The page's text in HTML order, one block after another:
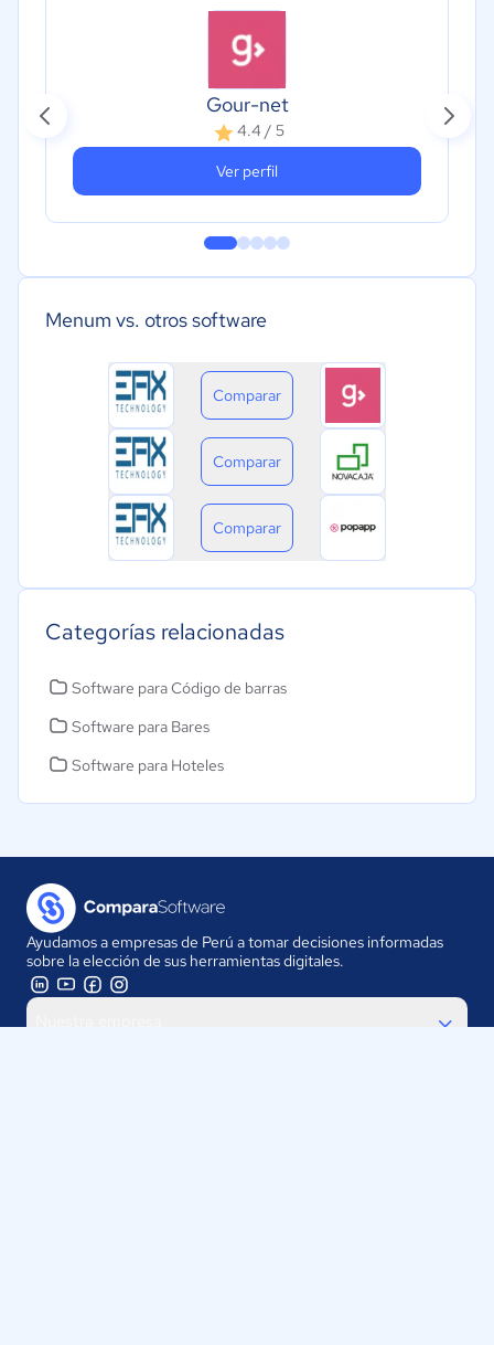
Gour-net
4.4 / 5
Ver perfil
Menum vs. otros software
Comparar
Comparar
Comparar
Categorías relacionadas
Software para Código de barras
Software para Bares
Software para Hoteles
Ayudamos a empresas de Perú a tomar decisiones informadas
sobre la elección de sus herramientas digitales.